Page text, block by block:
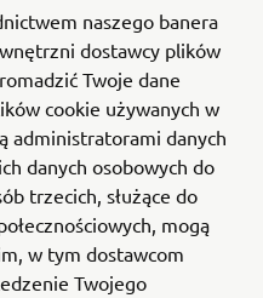
naszego banera
dostawcy plików
Twoje dane
cookie używanych w
administratorami danych
danych osobowych do
trzecich, służące do
mogą
w tym dostawcom
Twojego